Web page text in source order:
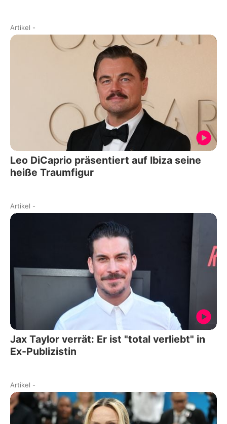
Artikel -
Leo DiCaprio präsentiert auf Ibiza seine
heiße Traumfigur
Artikel -
Jax Taylor verrät: Er ist "total verliebt" in
Ex-Publizistin
Artikel -